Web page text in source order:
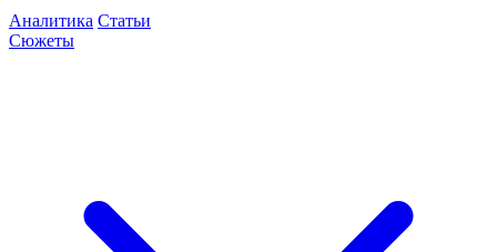
Аналитика Статьи
Сюжеты